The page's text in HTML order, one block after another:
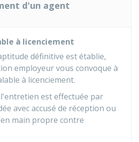
d'un agent
à licenciement
définitive est établie,
employeur vous convoque à
à licenciement.
est effectuée par
avec accusé de réception ou
main propre contre